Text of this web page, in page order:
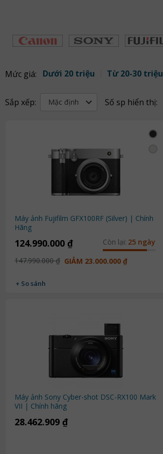
Mức giá: Dưới 20 triệu Từ 20-30 triệu
Sắp xếp: Mặc định Số sp hiển thị:
Máy ảnh Fujifilm GFX100RF (Silver) | Chính
Hãng
124.990.000 ₫ Còn lại: 25 ngày
147.990.000 ₫ GIẢM 23.000.000 ₫
+ So sánh
Máy ảnh Sony Cyber-shot DSC-RX100 Mark
VII | Chính hãng
28.462.909 ₫